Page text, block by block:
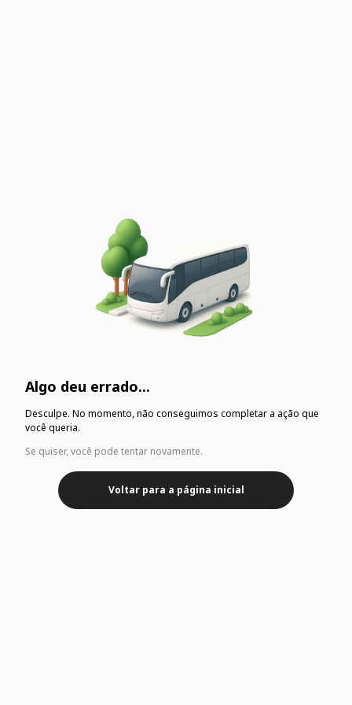
Algo deu errado...
Desculpe. No momento, não conseguimos completar a ação que
você queria.
Se quiser, você pode tentar novamente.
Voltar para a página inicial